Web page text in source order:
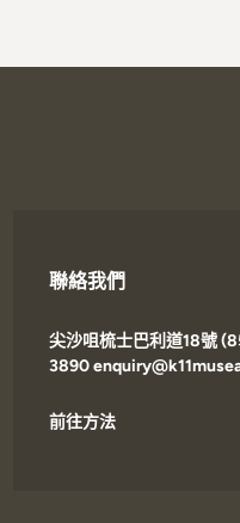
聯絡我們
尖沙咀梳士巴利道18號
3890
前往方法